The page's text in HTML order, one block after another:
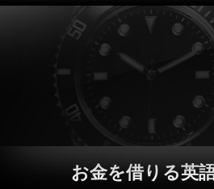
お金を借りる英